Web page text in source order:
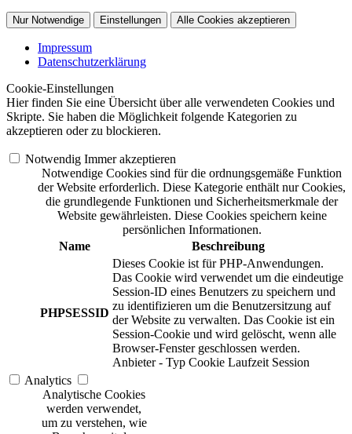
Nur Notwendige Einstellungen Alle Cookies akzeptieren
Impressum
Datenschutzerklärung
Cookie-Einstellungen
Hier finden Sie eine Übersicht über alle verwendeten Cookies und
Skripte. Sie haben die Möglichkeit folgende Kategorien zu
akzeptieren oder zu blockieren.
Notwendig Immer akzeptieren
Notwendige Cookies sind für die ordnungsgemäße Funktion
der Website erforderlich. Diese Kategorie enthält nur Cookies,
die grundlegende Funktionen und Sicherheitsmerkmale der
Website gewährleisten. Diese Cookies speichern keine
persönlichen Informationen.
Name
Beschreibung
PHPSESSID
Dieses Cookie ist für PHP-Anwendungen.
Das Cookie wird verwendet um die eindeutige
Session-ID eines Benutzers zu speichern und
zu identifizieren um die Benutzersitzung auf
der Website zu verwalten. Das Cookie ist ein
Session-Cookie und wird gelöscht, wenn alle
Browser-Fenster geschlossen werden.
Anbieter - Typ Cookie Laufzeit Session
Analytics
Analytische Cookies
werden verwendet,
um zu verstehen, wie